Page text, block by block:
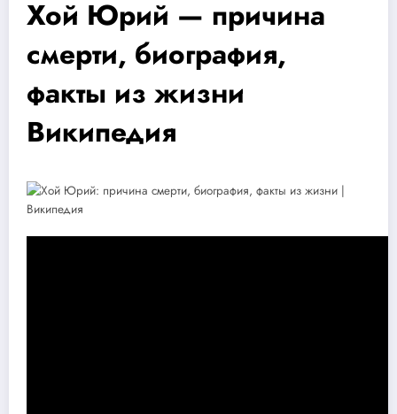
Хой Юрий — причина
смерти, биография,
факты из жизни
Википедия